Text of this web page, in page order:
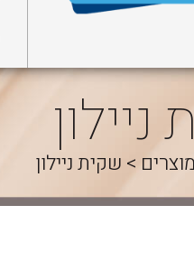
מוצרים > שקית ניילון